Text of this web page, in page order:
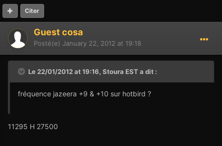
Citer
Guest cosa
Posté(e) January 22, 2012 at 19:18
Le 22/01/2012 at 19:16, Stoura EST a dit :
fréquence jazeera +9 & +10 sur hotbird ?
11295 H 27500